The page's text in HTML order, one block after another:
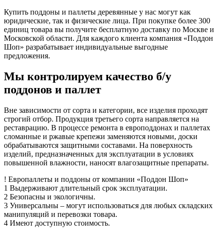
Купить поддоны и паллеты деревянные у нас могут как
юридические, так и физические лица. При покупке более 300
единиц товара вы получите бесплатную доставку по Москве и
Московской области. Для каждого клиента компания «Поддон
Шоп» разрабатывает индивидуальные выгодные
предложения.
Мы контролируем качество б/у
поддонов и паллет
Вне зависимости от сорта и категории, все изделия проходят
строгий отбор. Продукция третьего сорта направляется на
реставрацию. В процессе ремонта в европоддонах и паллетах
сломанные и ржавые крепежи заменяются новыми, доски
обрабатываются защитными составами. На поверхность
изделий, предназначенных для эксплуатации в условиях
повышенной влажности, наносят влагозащитные препараты.
! Европаллеты и поддоны от компании «Поддон Шоп»
1 Выдерживают длительный срок эксплуатации.
2 Безопасны и экологичны.
3 Универсальны – могут использоваться для любых складских
манипуляций и перевозки товара.
4 Имеют доступную стоимость.